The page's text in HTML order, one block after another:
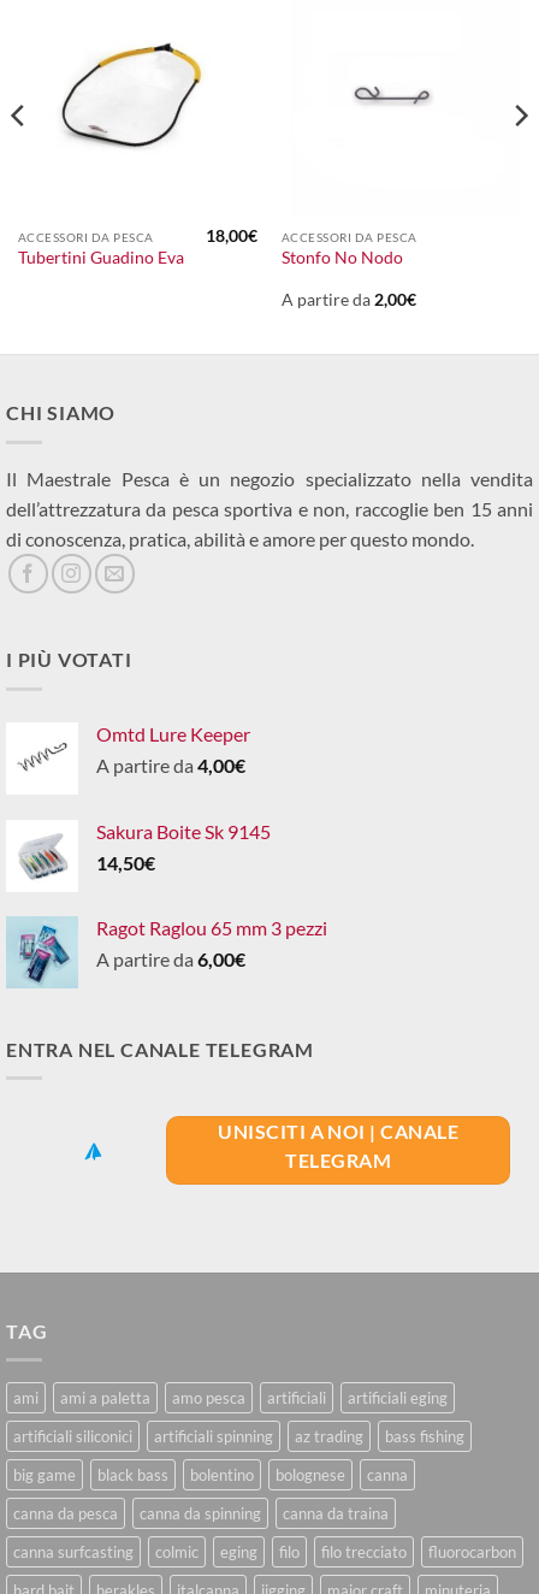
ACCESSORI DA PESCA
Tubertini Guadino Eva
18,00€ ACCESSORI DA PESCA
Stonfo No Nodo
A partire da 2,00€
CHI SIAMO
Il Maestrale Pesca è un negozio specializzato nella vendita
dell’attrezzatura da pesca sportiva e non, raccoglie ben 15 anni
di conoscenza, pratica, abilità e amore per questo mondo.
I PIÙ VOTATI
Omtd Lure Keeper
A partire da 4,00€
Sakura Boite Sk 9145
14,50€
Ragot Raglou 65 mm 3 pezzi
A partire da 6,00€
ENTRA NEL CANALE TELEGRAM
UNISCITI A NOI | CANALE
TELEGRAM
TAG
ami ami a paletta amo pesca artificiali
artificiali eging
artificiali siliconici
artificiali spinning az trading
bass fishing
big game
black bass bolentino bolognese
canna
canna da pesca
canna da spinning
canna da traina
canna surfcasting
colmic eging filo filo trecciato
fluorocarbon